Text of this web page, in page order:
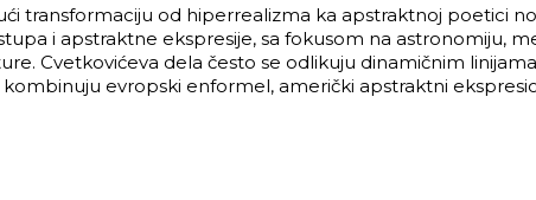
transformaciju od hiperrealizma ka apstraktnoj poetici
i apstraktne ekspresije, sa fokusom na astronomiju,
Cvetkovićeva dela često se odlikuju dinamičnim
evropski enformel, američki apstraktni